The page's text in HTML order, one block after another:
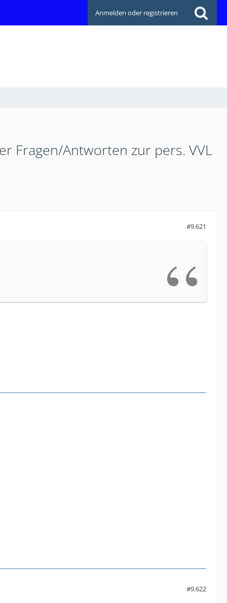
Anmelden oder registrieren
Fragen/Antworten zur pers. VVL
#9.621
#9.622